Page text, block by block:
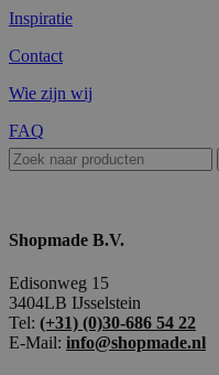
Inspiratie
Contact
Wie zijn wij
FAQ
Shopmade B.V.
Edisonweg 15
3404LB IJsselstein
Tel: (+31) (0)30-686 54 22
E-Mail: info@shopmade.nl